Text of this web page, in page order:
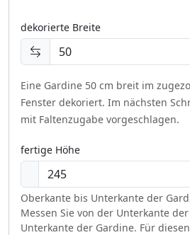
dekorierte Breite
Eine Gardine 50 cm breit im
Fenster dekoriert. Im nächsten
mit Faltenzugabe vorgeschlagen.
fertige Höhe
Oberkante bis Unterkante der
Messen Sie von der Unterkante
Unterkante der Gardine. Für